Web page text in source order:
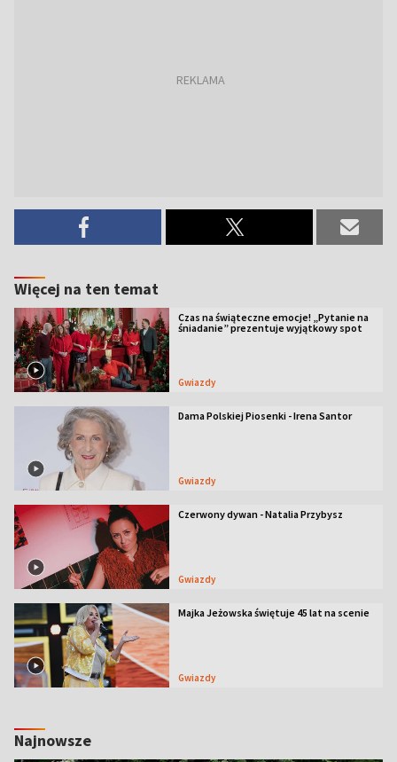
Więcej na ten temat
Czas na świąteczne emocje! „Pytanie na
śniadanie” prezentuje wyjątkowy spot
Gwiazdy
Dama Polskiej Piosenki - Irena Santor
Gwiazdy
Czerwony dywan - Natalia Przybysz
Gwiazdy
Majka Jeżowska świętuje 45 lat na scenie
Gwiazdy
Najnowsze